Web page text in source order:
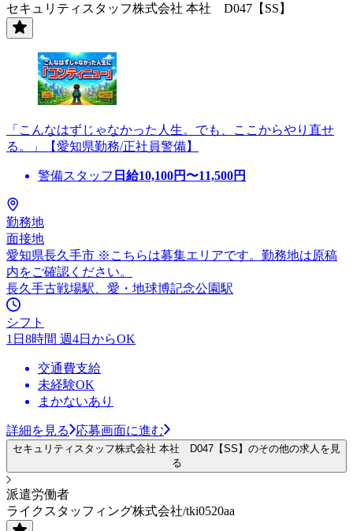
セキュリティスタッフ株式会社 本社 D047【SS】
「こんなはずじゃなかった人生。でも、ここからやり直せ
る。」【愛知県勤務/正社員警備】
警備スタッフ 日給10,100円〜11,500円
勤務地
面接地
愛知県長久手市 ※こちらは募集エリアです。勤務地は原稿
内をご確認ください。
長久手古戦場駅、愛・地球博記念公園駅
シフト
1日8時間 週4日からOK
交通費支給
未経験OK
まかないあり
詳細を見る 応募画面に進む
セキュリティスタッフ株式会社 本社 D047【SS】のその他の求人を見
る
派遣労働者
ライクスタッフィング株式会社/tki0520aa